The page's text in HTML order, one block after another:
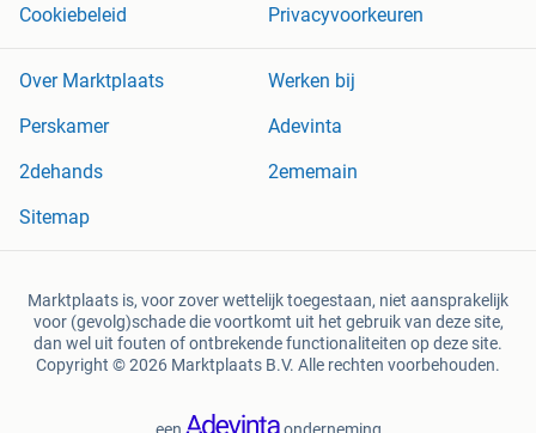
Cookiebeleid
Privacyvoorkeuren
Over Marktplaats
Werken bij
Perskamer
Adevinta
2dehands
2ememain
Sitemap
Marktplaats is, voor zover wettelijk toegestaan, niet aansprakelijk
voor (gevolg)schade die voortkomt uit het gebruik van deze site,
dan wel uit fouten of ontbrekende functionaliteiten op deze site.
Copyright © 2026 Marktplaats B.V. Alle rechten voorbehouden.